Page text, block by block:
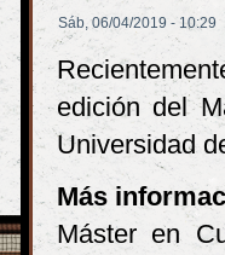
Sáb, 06/04/2019 - 10:29
edición del
Universidad
Más
Máster en